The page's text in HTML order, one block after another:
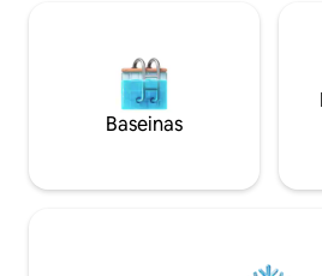
Baseinas